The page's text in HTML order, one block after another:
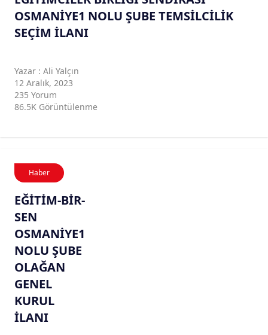
OSMANİYE1 NOLU ŞUBE TEMSİLCİLİK
SEÇİM İLANI
Yazar : Ali Yalçın
12 Aralık, 2023
235 Yorum
86.5K Görüntülenme
Haber
EĞİTİM-BİR-
SEN
OSMANİYE1
NOLU ŞUBE
OLAĞAN
GENEL
KURUL
İLANI